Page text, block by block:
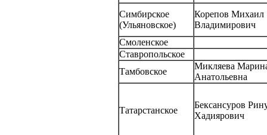
Симбирское
(Ульяновское)
Корепов Михаил
Владимирович
Смоленское
Ставропольское
Тамбовское
Микляева
Анатольевна
Татарстанское
Бексансуров
Хадиярович